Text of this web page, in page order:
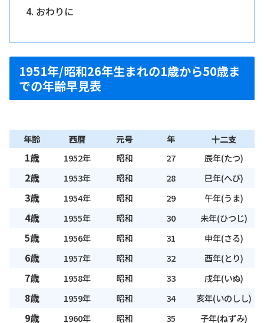
おわりに
1951年/昭和26年生まれの1歳から50歳ま
での年齢早見表
年齢 西暦 元号 年 十二支
1歳 1952年 昭和 27 辰年(たつ)
2歳 1953年 昭和 28 巳年(へび)
3歳 1954年 昭和 29 午年(うま)
4歳 1955年 昭和 30 未年(ひつじ)
5歳 1956年 昭和 31 申年(さる)
6歳 1957年 昭和 32 酉年(とり)
7歳 1958年 昭和 33 戌年(いぬ)
8歳 1959年 昭和 34 亥年(いのしし)
9歳 1960年 昭和 35 子年(ねずみ)